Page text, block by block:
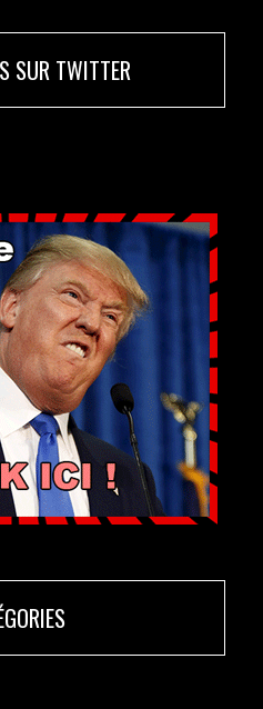
SUR TWITTER